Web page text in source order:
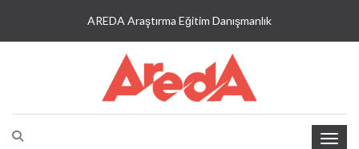
AREDA Araştırma Eğitim Danışmanlık